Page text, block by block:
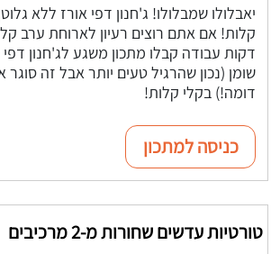
יאבלולו שמבלולו! ג'חנון דפי אורז ללא
דקות עבודה קבלו מתכון משגע לג'חנון
שומן (נכון שהרגיל טעים יותר אבל זה סוגר
דומה!) בקלי קלות!
כניסה למתכון
טורטיות עדשים שחורות מ-2 מרכיבים